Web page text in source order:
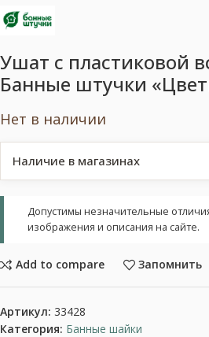
Ушат с пластиковой
Банные штучки
Нет в наличии
Наличие в магазинах
Допустимы незначительные
изображения и описания на сайте.
Add to compare Запомнить
Артикул: 33428
Категория: Банные шайки